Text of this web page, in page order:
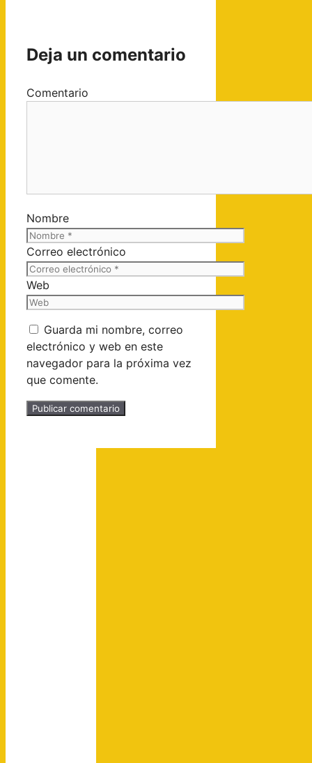
Deja un comentario
Comentario
Nombre
Correo electrónico
Web
Guarda mi nombre, correo
electrónico y web en este
navegador para la próxima vez
que comente.